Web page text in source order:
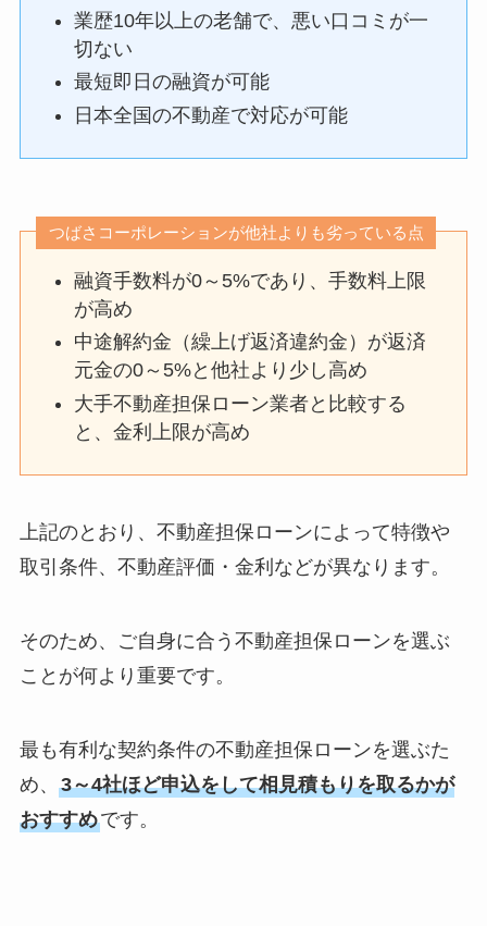
業歴10年以上の老舗で、悪い口コミが一
切ない
最短即日の融資が可能
日本全国の不動産で対応が可能
つばさコーポレーションが他社よりも劣っている点
融資手数料が0～5%であり、手数料上限
が高め
中途解約金（繰上げ返済違約金）が返済
元金の0～5%と他社より少し高め
大手不動産担保ローン業者と比較する
と、金利上限が高め
上記のとおり、不動産担保ローンによって特徴や
取引条件、不動産評価・金利などが異なります。
そのため、ご自身に合う不動産担保ローンを選ぶ
ことが何より重要です。
最も有利な契約条件の不動産担保ローンを選ぶた
め、 3～4社ほど申込をして相見積もりを取るかが
おすすめです。